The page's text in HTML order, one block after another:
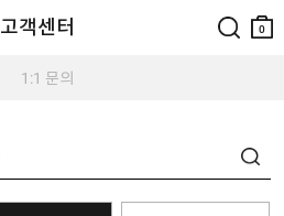
고객센터
구니
0
1:1 문의